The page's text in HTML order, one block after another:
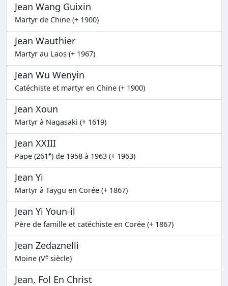
Jean Wang Guixin
Martyr de Chine (+ 1900)
Jean Wauthier
Martyr au Laos (+ 1967)
Jean Wu Wenyin
Catéchiste et martyr en Chine (+ 1900)
Jean Xoun
Martyr à Nagasaki (+ 1619)
Jean XXIII
Pape (261e) de 1958 à 1963 (+ 1963)
Jean Yi
Martyr à Taygu en Corée (+ 1867)
Jean Yi Youn-il
Père de famille et catéchiste en Corée (+ 1867)
Jean Zedaznelli
Moine (Ve siècle)
Jean, Fol En Christ